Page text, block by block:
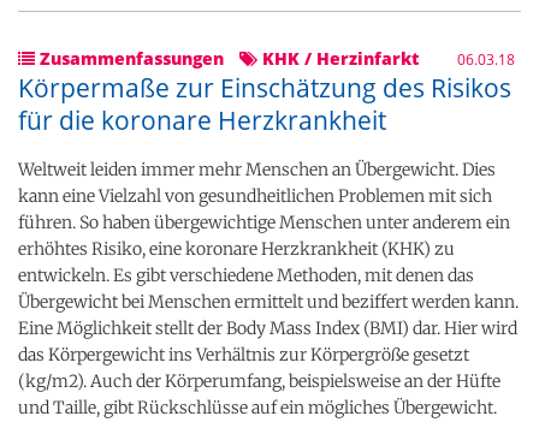
Zusammenfassungen KHK / Herzinfarkt 06.03.18
Körpermaße zur Einschätzung des Risikos
für die koronare Herzkrankheit
Weltweit leiden immer mehr Menschen an Übergewicht. Dies
kann eine Vielzahl von gesundheitlichen Problemen mit sich
führen. So haben übergewichtige Menschen unter anderem ein
erhöhtes Risiko, eine koronare Herzkrankheit (KHK) zu
entwickeln. Es gibt verschiedene Methoden, mit denen das
Übergewicht bei Menschen ermittelt und beziffert werden kann.
Eine Möglichkeit stellt der Body Mass Index (BMI) dar. Hier wird
das Körpergewicht ins Verhältnis zur Körpergröße gesetzt
(kg/m2). Auch der Körperumfang, beispielsweise an der Hüfte
und Taille, gibt Rückschlüsse auf ein mögliches Übergewicht.